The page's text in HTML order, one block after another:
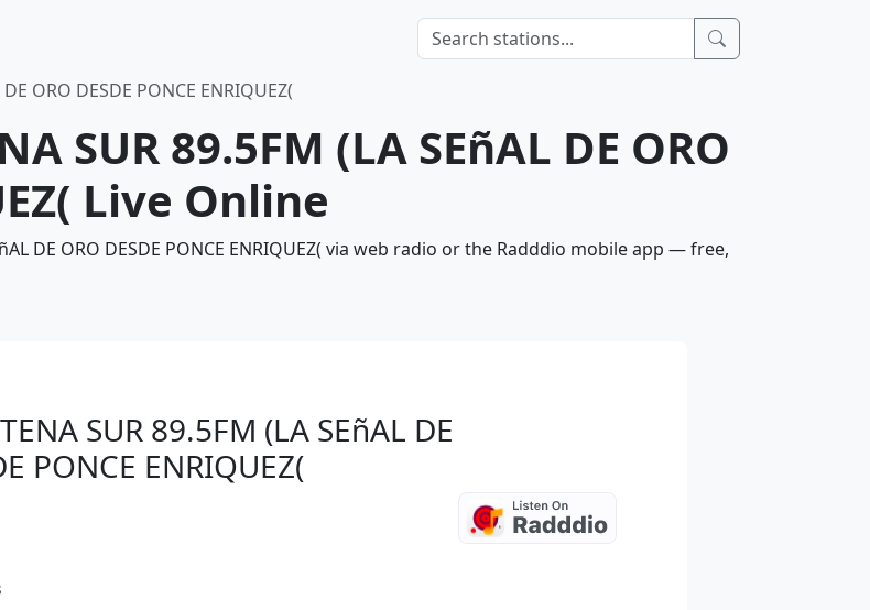
ORO DESDE PONCE ENRIQUEZ(
SUR 89.5FM (LA SEñAL DE ORO
Live Online
DE ORO DESDE PONCE ENRIQUEZ( via web radio or the Radddio mobile app — free,
SUR 89.5FM (LA SEñAL DE
PONCE ENRIQUEZ(